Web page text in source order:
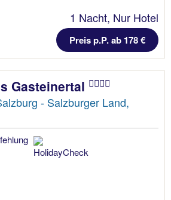
1 Nacht, Nur Hotel
Preis p.P. ab 178 €
Gasteinertal
- Salzburger Land,